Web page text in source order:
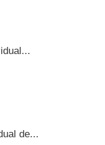
de...